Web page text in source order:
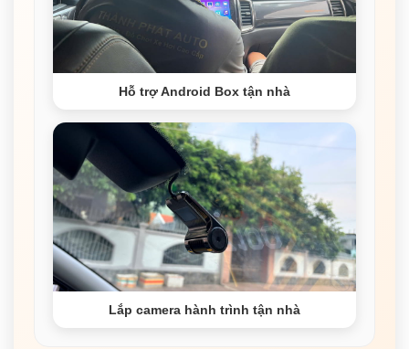
Hỗ trợ Android Box tận nhà
Lắp camera hành trình tận nhà